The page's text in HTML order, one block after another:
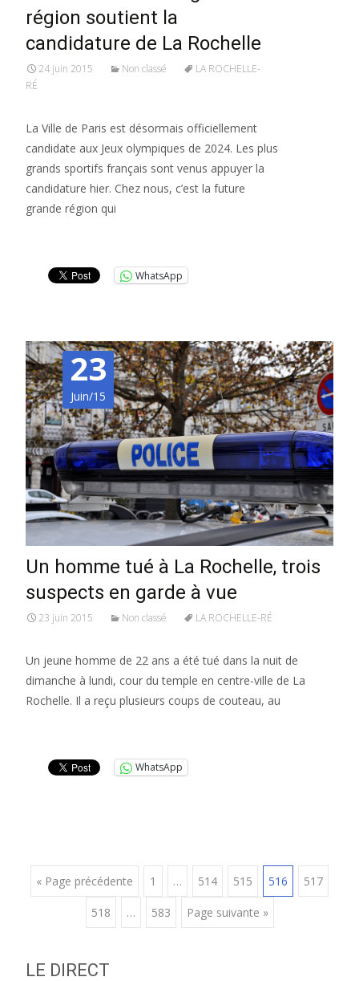
région soutient la
candidature de La Rochelle
24 juin 2015 Non classé
LA ROCHELLE-
RÉ
La Ville de Paris est désormais officiellement
candidate aux Jeux olympiques de 2024. Les plus
grands sportifs français sont venus appuyer la
candidature hier. Chez nous, c’est la future
grande région qui
WhatsApp
23
Juin/15
Un homme tué à La Rochelle, trois
suspects en garde à vue
23 juin 2015 Non classé LA ROCHELLE-RÉ
Un jeune homme de 22 ans a été tué dans la nuit de
dimanche à lundi, cour du temple en centre-ville de La
Rochelle. Il a reçu plusieurs coups de couteau, au
WhatsApp
Posts
navigation
« Page précédente 1 … 514 515 516 517
518 … 583 Page suivante »
LE DIRECT